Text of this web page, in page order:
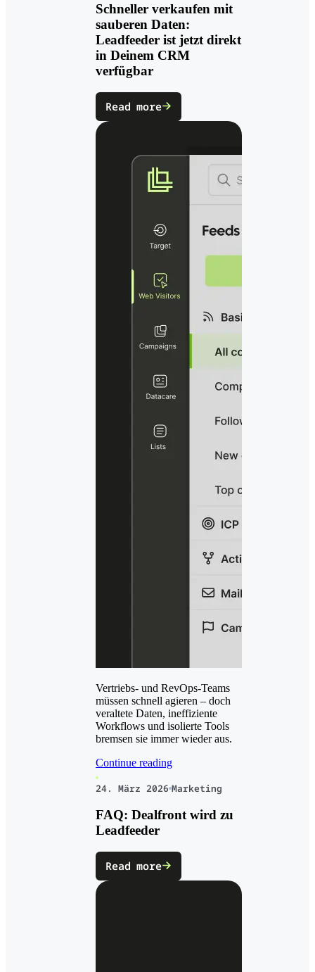
Schneller verkaufen mit
sauberen Daten:
Leadfeeder ist jetzt direkt
in Deinem CRM
verfügbar
Read more
Vertriebs- und RevOps-Teams
müssen schnell agieren – doch
veraltete Daten, ineffiziente
Workflows und isolierte Tools
bremsen sie immer wieder aus.
Continue reading
24. März 2026 Marketing
FAQ: Dealfront wird zu
Leadfeeder
Read more